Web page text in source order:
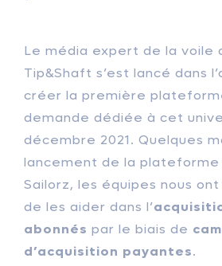
Le média expert de la voile
Tip&Shaft s’est lancé dans
créer la première
demande dédiée à cet
décembre 2021. Quelques
lancement de la
Sailorz, les équipes nous
de les aider dans l’
abonnés par le biais de
d’acquisition payantes.